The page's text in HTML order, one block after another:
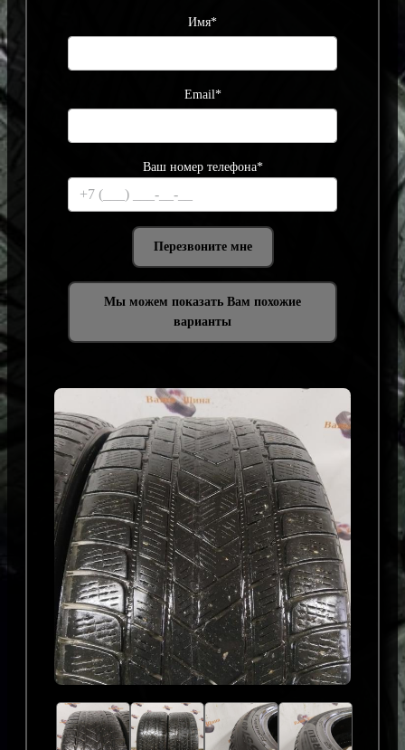
Имя*
Email*
Ваш номер телефона*
Мы можем показать Вам похожие
варианты